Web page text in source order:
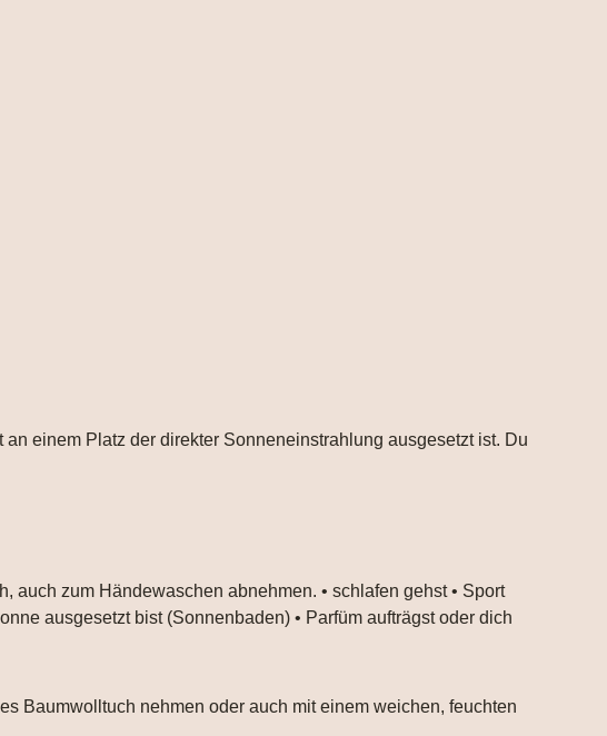
einem Platz der direkter Sonneneinstrahlung ausgesetzt ist. Du
zum Händewaschen abnehmen. • schlafen gehst • Sport
ausgesetzt bist (Sonnenbaden) • Parfüm aufträgst oder dich
Baumwolltuch nehmen oder auch mit einem weichen, feuchten